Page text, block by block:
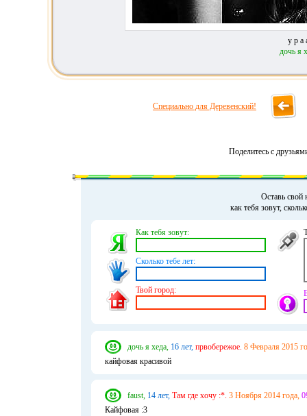
у р а
дочь я
Специально для Деревенский!
Поделитесь с
Оставь свой
как тебя зовут,
Как тебя зовут:
Сколько тебе лет:
Твой город:
дочь я хеда, 16 лет, првобережое. 8 Февраля 2015
кайфовая красивой
faust, 14 лет, Там где хочу :*. 3 Ноября 2014 года,
Кайфовая :3